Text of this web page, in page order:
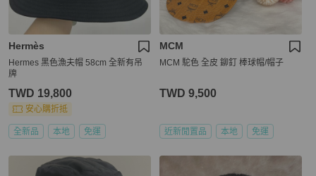
Hermès
Hermes 黑色漁夫帽 58cm 全新有吊
牌
TWD 19,800
安心購折抵
全新品 本地 免運
MCM
MCM 駝色 全皮 鉚釘 棒球帽/帽子
TWD 9,500
近新閒置品 本地 免運